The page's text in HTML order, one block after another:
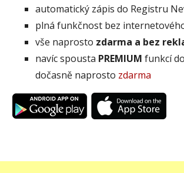
automatický zápis do Registru
plná funkčnost bez
vše naprosto zdarma a bez
navíc spousta PREMIUM funkcí
dočasně naprosto zdarma